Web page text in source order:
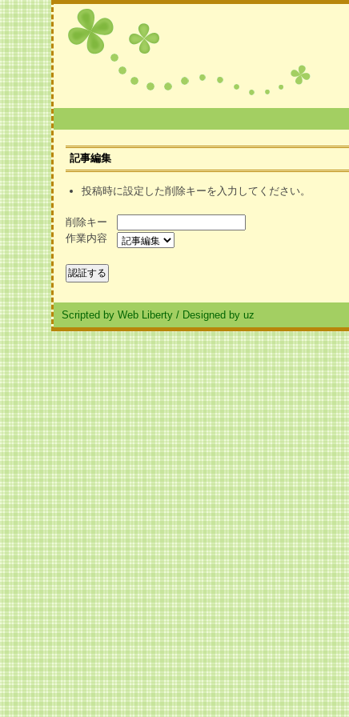
記事編集
投稿時に設定した削除キーを入力してください。
削除キー
作業内容
Scripted by Web Liberty / Designed by uz